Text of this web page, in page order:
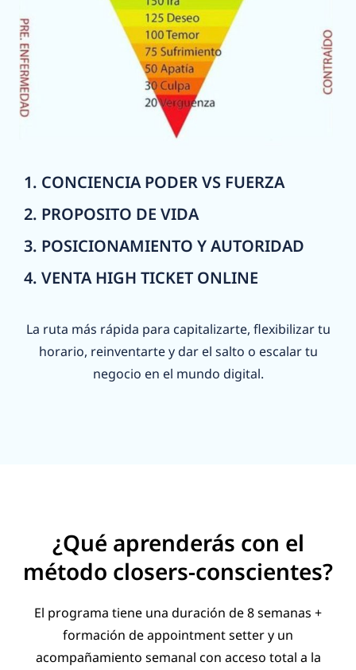
1. CONCIENCIA PODER VS FUERZA
2. PROPOSITO DE VIDA
3. POSICIONAMIENTO Y AUTORIDAD
4. VENTA HIGH TICKET ONLINE
La ruta más rápida para capitalizarte, flexibilizar tu
horario, reinventarte y dar el salto o escalar tu
negocio en el mundo digital.
¿Qué aprenderás con el
método closers-conscientes?
El programa tiene una duración de 8 semanas +
formación de appointment setter y un
acompañamiento semanal con acceso total a la